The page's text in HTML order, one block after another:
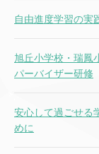
自由進度学習の実
旭丘小学校・瑞鳳
パーバイザー研修
安心して過ごせる
めに